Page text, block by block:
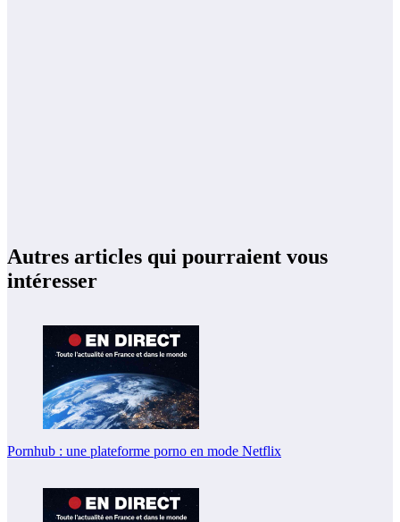
Autres articles qui pourraient vous
intéresser
Pornhub : une plateforme porno en mode Netflix